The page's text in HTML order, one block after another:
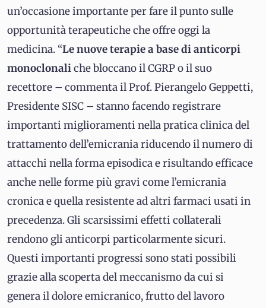
un’occasione importante per fare il punto sulle
opportunità terapeutiche che offre oggi la
medicina. “Le nuove terapie a base di anticorpi
monoclonaliche bloccano il CGRP o il suo
recettore – commenta il Prof. Pierangelo Geppetti,
Presidente SISC – stanno facendo registrare
importanti miglioramenti nella pratica clinica del
trattamento dell’emicrania riducendo il numero di
attacchi nella forma episodica e risultando efficace
anche nelle forme più gravi come l’emicrania
cronica e quella resistente ad altri farmaci usati in
precedenza. Gli scarsissimi effetti collaterali
rendono gli anticorpi particolarmente sicuri.
Questi importanti progressi sono stati possibili
grazie alla scoperta del meccanismo da cui si
genera il dolore emicranico, frutto del lavoro